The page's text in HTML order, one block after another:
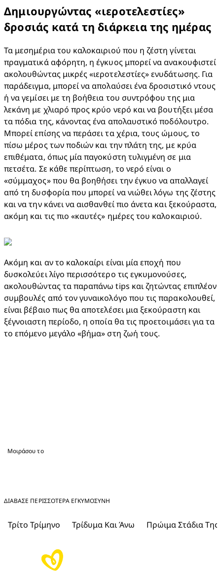
Δημιουργώντας «ιεροτελεστίες»
δροσιάς κατά τη διάρκεια της ημέρας
Τα μεσημέρια του καλοκαιριού που η ζέστη γίνεται
πραγματικά αφόρητη, η έγκυος μπορεί να ανακουφιστεί
ακολουθώντας μικρές «ιεροτελεστίες» ενυδάτωσης. Για
παράδειγμα, μπορεί να απολαύσει ένα δροσιστικό ντους
ή να γεμίσει με τη βοήθεια του συντρόφου της μια
λεκάνη με χλιαρό προς κρύο νερό και να βουτήξει μέσα
τα πόδια της, κάνοντας ένα απολαυστικό ποδόλουτρο.
Μπορεί επίσης να περάσει τα χέρια, τους ώμους, το
πίσω μέρος των ποδιών και την πλάτη της, με κρύα
επιθέματα, όπως μία παγοκύστη τυλιγμένη σε μια
πετσέτα. Σε κάθε περίπτωση, το νερό είναι ο
«σύμμαχος» που θα βοηθήσει την έγκυο να απαλλαγεί
από τη δυσφορία που μπορεί να νιώθει λόγω της ζέστης
και να την κάνει να αισθανθεί πιο άνετα και ξεκούραστα,
ακόμη και τις πιο «καυτές» ημέρες του καλοκαιριού.
Ακόμη και αν το καλοκαίρι είναι μία εποχή που
δυσκολεύει λίγο περισσότερο τις εγκυμονούσες,
ακολουθώντας τα παραπάνω tips και ζητώντας επιπλέον
συμβουλές από τον γυναικολόγο που τις παρακολουθεί,
είναι βέβαιο πως θα αποτελέσει μια ξεκούραστη και
ξέγνοιαστη περίοδο, η οποία θα τις προετοιμάσει για τα
το επόμενο μεγάλο «βήμα» στη ζωή τους.
Μοιράσου το
ΔΙΑΒΑΣΕ ΠΕΡΙΣΣΟΤΕΡΑ ΕΓΚΥΜΟΣΎΝΗ
Τρίτο Τρίμηνο Τρίδυμα Και Άνω Πρώιμα Στάδια